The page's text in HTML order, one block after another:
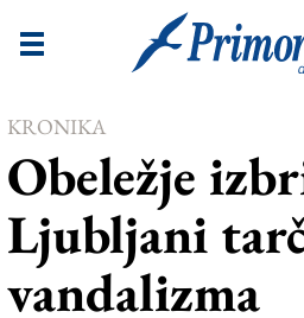
Novice
Goriška
Kultura
Šport
Še
KRONIKA
Obeležje
Ljubljani
vandalizma